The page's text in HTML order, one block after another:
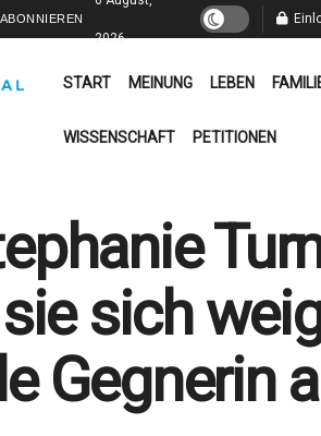
ABONNIEREN
2026
START MEINUNG LEBEN
WISSENSCHAFT PETITIONEN
sich
Gegnerin